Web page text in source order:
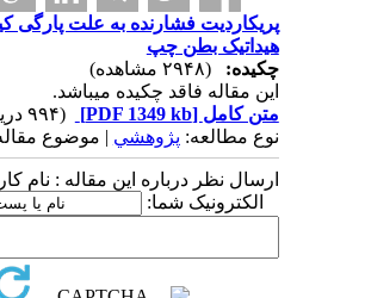
پریکاردیت فشارنده به علت پارگی
هیداتیک بطن چپ
چکیده:
این مقاله فاقد چکیده می​باشد.
متن کامل[PDF 1349 kb]
نوع مطالعه:پژوهشي| موضوع
ارسال نظر درباره این مقاله : نام
الکترونیک شما: